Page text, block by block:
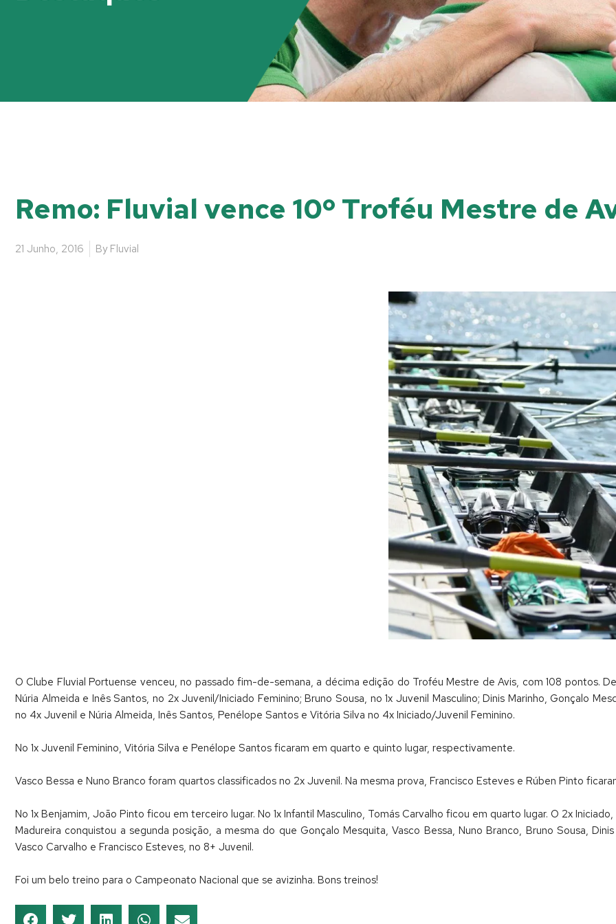
Remo: Fluvial vence 10º Troféu Mestre de
21 Junho, 2016 By Fluvial
O Clube Fluvial Portuense venceu, no passado fim-de-semana, a décima edição do Troféu Mestre de Avis, com 108 pontos.
Núria Almeida e Inês Santos, no 2x Juvenil/Iniciado Feminino; Bruno Sousa, no 1x Juvenil Masculino; Dinis Marinho, Gonçalo
no 4x Juvenil e Núria Almeida, Inês Santos, Penélope Santos e Vitória Silva no 4x Iniciado/Juvenil Feminino.
No 1x Juvenil Feminino, Vitória Silva e Penélope Santos ficaram em quarto e quinto lugar, respectivamente.
Vasco Bessa e Nuno Branco foram quartos classificados no 2x Juvenil. Na mesma prova, Francisco Esteves e Rúben Pinto
No 1x Benjamim, João Pinto ficou em terceiro lugar. No 1x Infantil Masculino, Tomás Carvalho ficou em quarto lugar. O 2x
Madureira conquistou a segunda posição, a mesma do que Gonçalo Mesquita, Vasco Bessa, Nuno Branco, Bruno Sousa,
Vasco Carvalho e Francisco Esteves, no 8+ Juvenil.
Foi um belo treino para o Campeonato Nacional que se avizinha. Bons treinos!